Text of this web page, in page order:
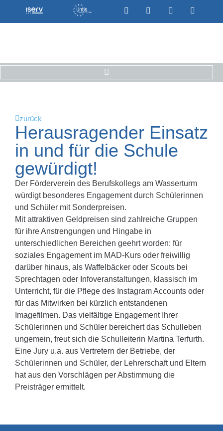
zurück
Herausragender Einsatz
in und für die Schule
gewürdigt!
Der Förderverein des Berufskollegs am Wasserturm
würdigt besonderes Engagement durch Schülerinnen
und Schüler mit Sonderpreisen.
Mit attraktiven Geldpreisen sind zahlreiche Gruppen
für ihre Anstrengungen und Hingabe in
unterschiedlichen Bereichen geehrt worden: für
soziales Engagement im MAD-Kurs oder freiwillig
darüber hinaus, als Waffelbäcker oder Scouts bei
Sprechtagen oder Infoveranstaltungen, klassisch im
Unterricht, für die Pflege des Instagram Accounts oder
für das Mitwirken bei kürzlich entstandenen
Imagefilmen. Das vielfältige Engagement Ihrer
Schülerinnen und Schüler bereichert das Schulleben
ungemein, freut sich die Schulleiterin Martina Terfurth.
Eine Jury u.a. aus Vertretern der Betriebe, der
Schülerinnen und Schüler, der Lehrerschaft und Eltern
hat aus den Vorschlägen per Abstimmung die
Preisträger ermittelt.